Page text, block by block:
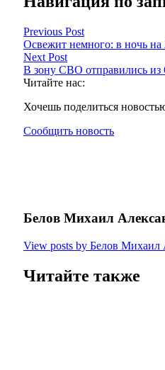
Previous Post
Освежит немного: в ночь на
Next Post
В зону СВО отправились из
Читайте нас:
Хочешь поделиться
Сообщить новость
Белов Михаил
View posts by Белов Михаил
Читайте также